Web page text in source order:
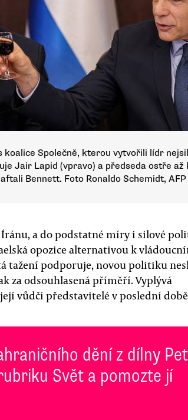
koalice Společně, kterou vytvořili lídr
Jair Lapid (vpravo) a předseda ostře až
Bennett. Foto Ronaldo Schemidt, AFP
Íránu, a do podstatné míry i silové
opozice alternativou k
tažení podporuje, novou politiku
za odsouhlasená příměří. Vyplývá
vůdčí představitelé v poslední
dění z dílny
Svět a pomozte jí